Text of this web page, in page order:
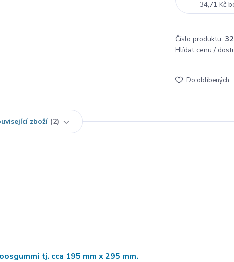
34,71 Kč
Číslo produktu:
Hlídat cenu /
Do oblíbených
zboží 2
tj. cca 195 mm x 295 mm.